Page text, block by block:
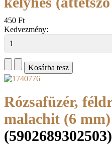
450 Ft
Kedvezmény:
Rózsafüzér,
malachit (6 mm)
(5902689302503)